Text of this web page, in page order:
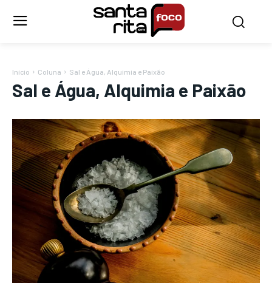
Início Coluna Sal e Água, Alquimia e Paixão
Sal e Água, Alquimia e Paixão